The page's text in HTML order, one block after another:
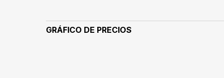
GRÁFICO DE PRECIOS